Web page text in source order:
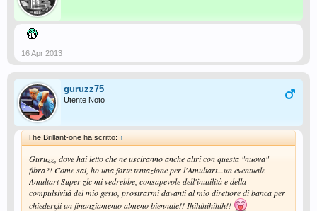
16 Apr 2013
guruzz75
Utente Noto
The Brillant-one ha scritto: ↑
Guruzz, dove hai letto che ne usciranno anche altri con questa "nuova"
fibra?! Come sai, ho una forte tentazione per l'Amultart...un eventuale
Amultart Super zlc mi vedrebbe, consapevole dell'inutilità e della
compulsività del mio gesto, prostrarmi davanti al mio direttore di banca per
chiedergli un finanziamento almeno biennale!! Ihihihihihih!!